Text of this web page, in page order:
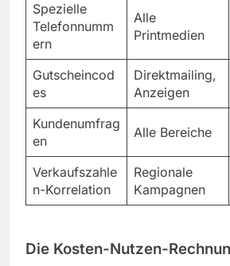
Spezielle
Telefonnumm
ern
Alle
Printmedien
Gutscheincod
es
Direktmailing,
Anzeigen
Kundenumfrag
en
Alle Bereiche
Verkaufszahle
n-Korrelation
Regionale
Kampagnen
Die Kosten-Nutzen-